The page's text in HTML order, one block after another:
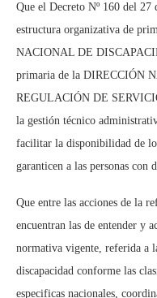
Que el Decreto Nº 160 del 27
estructura organizativa de
NACIONAL DE
primaria de la DIRECCIÓN
REGULACIÓN DE
la gestión técnico
facilitar la disponibilidad de
garanticen a las personas con
Que entre las acciones de la
encuentran las de entender y
normativa vigente, referida a
discapacidad conforme las
especificas nacionales,